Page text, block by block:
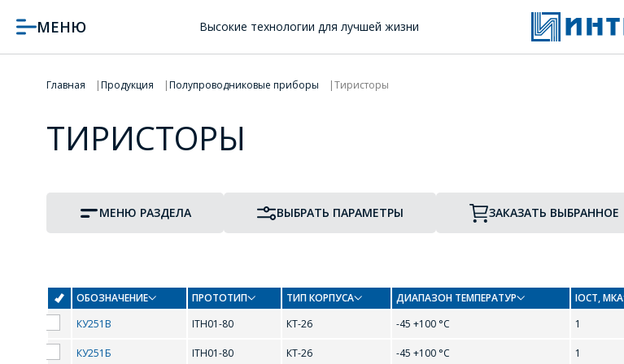
МЕНЮ Высокие технологии для лучшей жизни
Главная Продукция Полупроводниковые приборы Тиристоры
ТИРИСТОРЫ
МЕНЮ РАЗДЕЛА ВЫБРАТЬ ПАРАМЕТРЫ ЗАКАЗАТЬ ВЫБРАННОЕ
ОБОЗНАЧЕНИЕ ПРОТОТИП ТИП КОРПУСА ДИАПАЗОН ТЕМПЕРАТУР IОСТ, МКА
КУ251В
ITH01-80 КТ-26 -45 +100 °С 1
КУ251Б ITH01-80 КТ-26 -45 +100 °С 1
ОФОРМИТЬ ЗАКАЗ